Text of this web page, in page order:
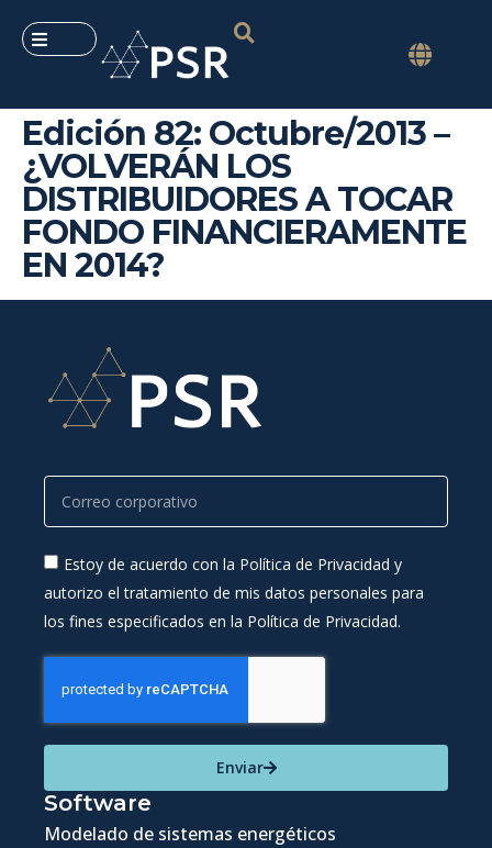
Edición 82: Octubre/2013 –
¿VOLVERÁN LOS
DISTRIBUIDORES A TOCAR
FONDO FINANCIERAMENTE
EN 2014?
Estoy de acuerdo con la Política de Privacidad y
autorizo el tratamiento de mis datos personales para
los fines especificados en la Política de Privacidad.
Enviar
Software
Modelado de sistemas energéticos